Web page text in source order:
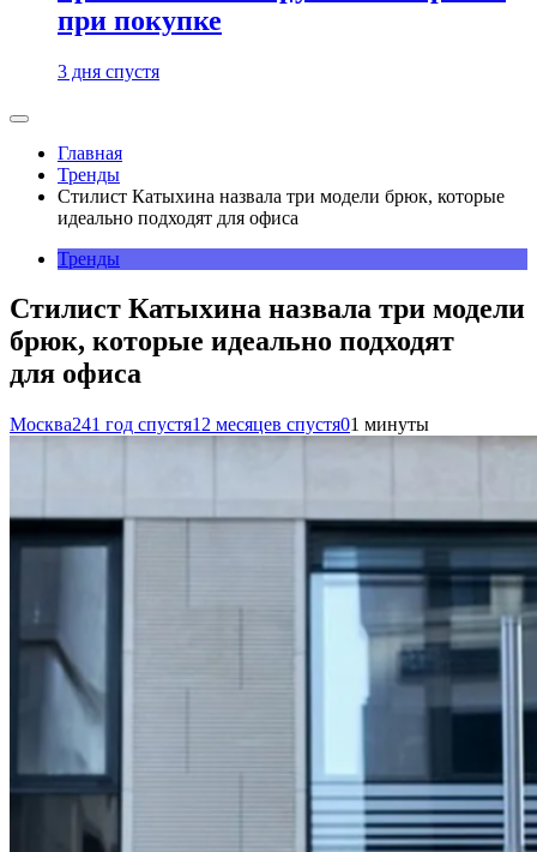
при покупке
3 дня спустя
Главная
Тренды
Стилист Катыхина назвала три модели брюк, которые
идеально подходят для офиса
Тренды
Стилист Катыхина назвала три модели
брюк, которые идеально подходят
для офиса
Москва241 год спустя12 месяцев спустя01 минуты